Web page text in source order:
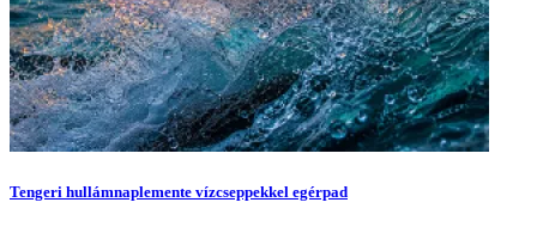
Tengeri hullámnaplemente vízcseppekkel egérpad